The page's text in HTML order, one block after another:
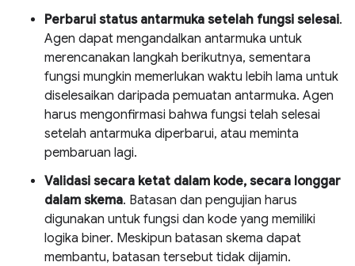
Perbarui status antarmuka setelah fungsi selesai.
Agen dapat mengandalkan antarmuka untuk
merencanakan langkah berikutnya, sementara
fungsi mungkin memerlukan waktu lebih lama untuk
diselesaikan daripada pemuatan antarmuka. Agen
harus mengonfirmasi bahwa fungsi telah selesai
setelah antarmuka diperbarui, atau meminta
pembaruan lagi.
Validasi secara ketat dalam kode, secara longgar
dalam skema. Batasan dan pengujian harus
digunakan untuk fungsi dan kode yang memiliki
logika biner. Meskipun batasan skema dapat
membantu, batasan tersebut tidak dijamin.